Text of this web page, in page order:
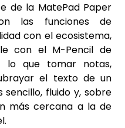
de la MatePad Paper
las funciones de
con el ecosistema,
con el M-Pencil de
lo que tomar notas,
el texto de un
fluido y, sobre
más cercana a la de